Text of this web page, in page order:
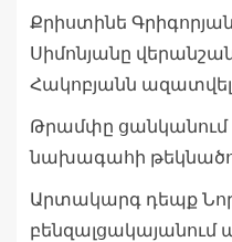
Քրիստինե
Սիմոնյանը
Հակոբյանն ազատվել
Թրամփը ցանկանում
նախագահի
Արտակարգ դեպք
բենզալցակայանում